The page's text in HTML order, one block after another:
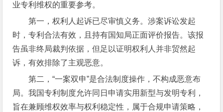
业专利维权的重要参考。
第一，权利人起诉已尽审慎义务。涉案诉讼发起
时，专利合法有效，且持有国知局正面评价报告。该报
告虽非终局裁判依据，但足以证明权利人并非贸然起
诉，有效排除了主观恶意。
第二，“一案双申”是合法制度操作，不构成恶意布
局。我国专利制度允许同日申请实用新型与发明专利，
旨在兼顾维权效率与权利稳定性，属于合规申请策略，